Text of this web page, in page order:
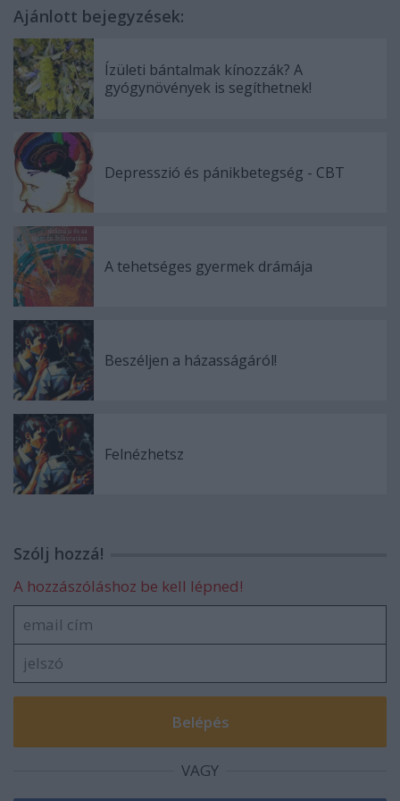
Ajánlott bejegyzések:
Ízületi bántalmak kínozzák? A
gyógynövények is segíthetnek!
Depresszió és pánikbetegség - CBT
A tehetséges gyermek drámája
Beszéljen a házasságáról!
Felnézhetsz
Szólj hozzá!
A hozzászóláshoz be kell lépned!
VAGY